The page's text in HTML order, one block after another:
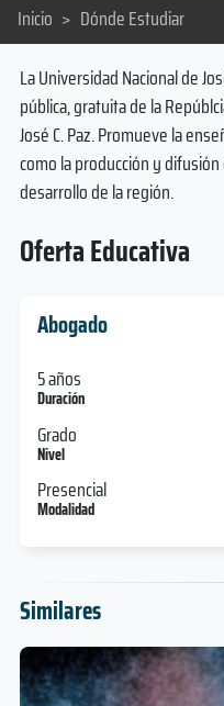
Inicio > Dónde Estudiar
La Universidad Nacional de
pública, gratuita de la
José C. Paz. Promueve la
como la producción y
desarrollo de la región.
Oferta Educativa
Abogado
5 años
Duración
Grado
Nivel
Presencial
Modalidad
Similares